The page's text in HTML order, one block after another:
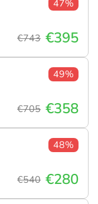
47%
€743 €395
49%
€705 €358
48%
€540 €280